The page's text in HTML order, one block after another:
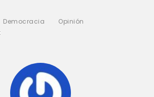
Democracia
Opinión